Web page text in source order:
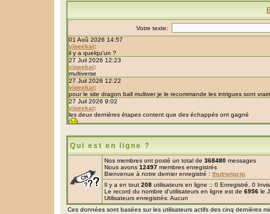
Qui est en ligne ?
Nos membres ont posté un total de 368480 messages
Nous avons 12497 membres enregistrés
Bienvenue à notre dernier enregistré : thutrangctp
Il y a en tout 208 utilisateurs en ligne :: 0 Enregistré, 0
Le record du nombre d'utilisateurs en ligne est de 6956 le
Utilisateurs enregistrés: Aucun
Ces données sont basées sur les utilisateurs actifs des cinq dernières